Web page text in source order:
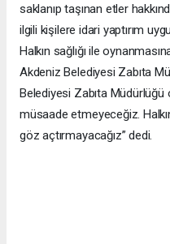
saklanıp taşınan etler
ilgili kişilere idari yaptırım
Halkın sağlığı ile
Akdeniz Belediyesi Zabıta
Belediyesi Zabıta
müsaade etmeyeceğiz.
göz açtırmayacağız” dedi.